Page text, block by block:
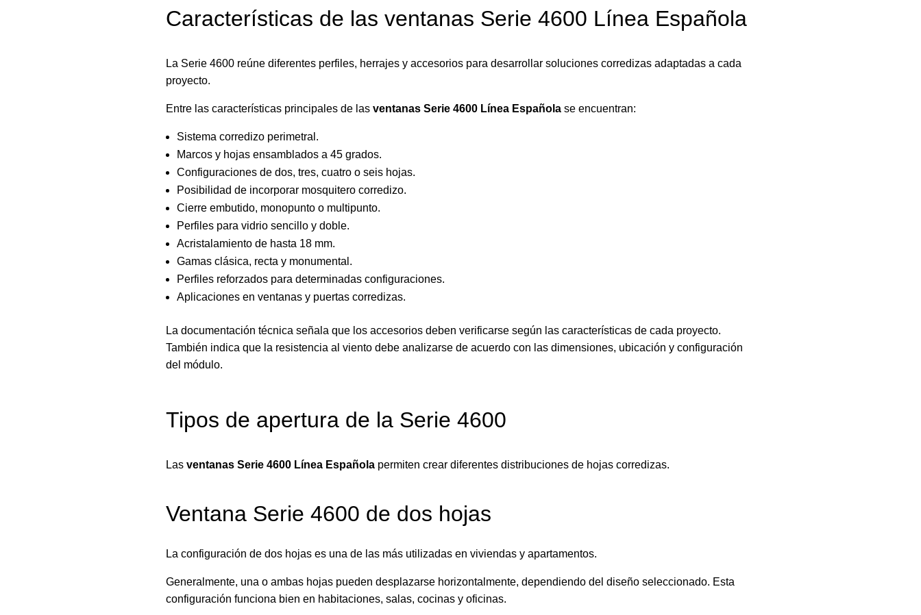
Características de las ventanas Serie 4600 Línea Española
La Serie 4600 reúne diferentes perfiles, herrajes y accesorios para desarrollar soluciones corredizas adaptadas a cada
proyecto.
Entre las características principales de las ventanas Serie 4600 Línea Españolase encuentran:
Sistema corredizo perimetral.
Marcos y hojas ensamblados a 45 grados.
Configuraciones de dos, tres, cuatro o seis hojas.
Posibilidad de incorporar mosquitero corredizo.
Cierre embutido, monopunto o multipunto.
Perfiles para vidrio sencillo y doble.
Acristalamiento de hasta 18 mm.
Gamas clásica, recta y monumental.
Perfiles reforzados para determinadas configuraciones.
Aplicaciones en ventanas y puertas corredizas.
La documentación técnica señala que los accesorios deben verificarse según las características de cada proyecto.
También indica que la resistencia al viento debe analizarse de acuerdo con las dimensiones, ubicación y configuración
del módulo.
Tipos de apertura de la Serie 4600
Las ventanas Serie 4600 Línea Españolapermiten crear diferentes distribuciones de hojas corredizas.
Ventana Serie 4600 de dos hojas
La configuración de dos hojas es una de las más utilizadas en viviendas y apartamentos.
Generalmente, una o ambas hojas pueden desplazarse horizontalmente, dependiendo del diseño seleccionado. Esta
configuración funciona bien en habitaciones, salas, cocinas y oficinas.